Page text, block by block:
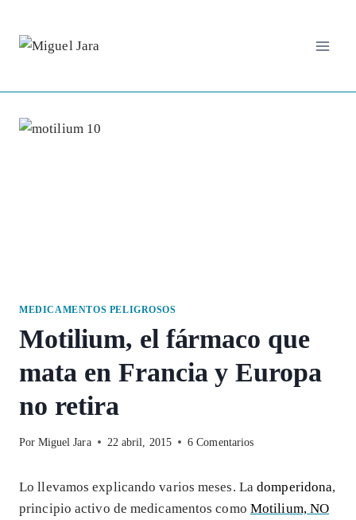
contenido
MEDICAMENTOS PELIGROSOS
Motilium, el fármaco que
mata en Francia y Europa
no retira
Por Miguel Jara 22 abril, 2015 6 Comentarios
Lo llevamos explicando varios meses. Ladomperidona,
principio activo de medicamentos como Motilium, NO